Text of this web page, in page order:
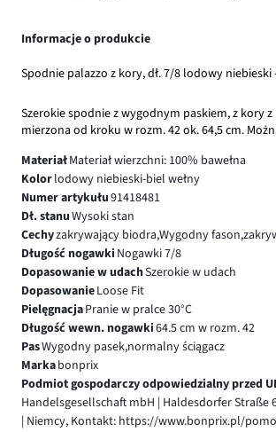
Informacje o produkcie
Spodnie palazzo z kory, dł. 7/8 lodowy niebieski
Szerokie spodnie z wygodnym paskiem, z kory z
mierzona od kroku w rozm. 42 ok. 64,5 cm.
MateriałMateriał wierzchni: 100% bawełna
Kolorlodowy niebieski-biel wełny
Numer artykułu91418481
Dł. stanuWysoki stan
Cechyzakrywający biodra,Wygodny
Długość nogawki Nogawki 7/8
Dopasowanie w udachSzerokie w udach
DopasowanieLoose Fit
PielęgnacjaPranie w pralce 30°C
Długość wewn. nogawki64.5 cm w rozm. 42
PasWygodny pasek,normalny ściągacz
Markabonprix
Podmiot gospodarczy odpowiedzialny przed
Handelsgesellschaft mbH | Haldesdorfer Straße
| Niemcy, Kontakt: https://www.bonprix.pl/